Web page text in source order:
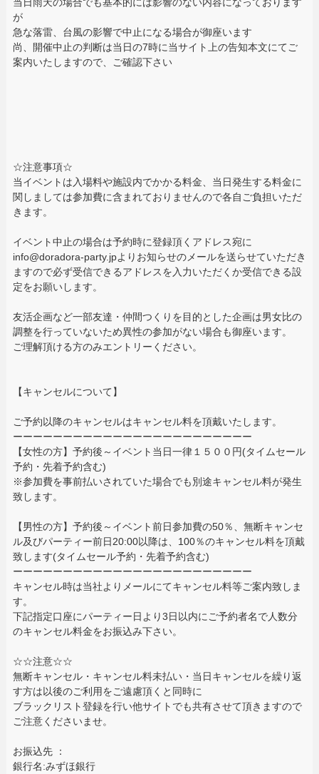
が
急な落雷、台風の影響で中止になる場合が御座います
尚、開催中止の判断は当日の7時に当サイト上の告知本文にてご
案内いたしますので、ご確認下さい
☆注意事項☆
当イベントは入場料や施設内でかかる料金、当日発生する料金に
関しましては参加費に含まれておりませんので各自ご負担いただ
きます。
イベント中止の場合は予約時に登録頂くアドレス宛に
info@doradora-party.jpよりお知らせのメールを送らせていただき
ますので必ず受信できるアドレスを入力いただくか受信できる設
定をお願いします。
友活企画など一部友達・仲間つくりを目的とした企画は男女比の
調整を行っていないため異性の参加がない場合も御座います。
ご理解頂ける方のみエントリーください。
【キャンセルについて】
ご予約以降のキャンセルはキャンセル料を頂戴いたします。
ーーーーーーーーーーーーーーーーーーーーーーーー
【女性の方】予約後～イベント当日一律１５００円(タイムセール
予約・先着予約含む)
※参加費を事前払いされていた場合でも別途キャンセル料が発生
致します。
【男性の方】予約後～イベント前日参加費の50％、無断キャンセ
ル及びパーティー前日20:00以降は、100％のキャンセル料を頂戴
致します(タイムセール予約・先着予約含む)
ーーーーーーーーーーーーーーーーーーーーーーーー
キャンセル時は当社よりメールにてキャンセル料等ご案内致しま
す。
下記指定口座にパーティー日より3日以内にご予約者名で人数分
のキャンセル料金をお振込み下さい。
☆☆注意☆☆
無断キャンセル・キャンセル料未払い・当日キャンセルを繰り返
す方は以後のご利用をご遠慮頂くと同時に
ブラックリスト登録を行い他サイトでも共有させて頂きますので
ご注意くださいませ。
お振込先 ：
銀行名:みずほ銀行